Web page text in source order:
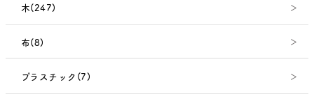
木(247)
布(8)
プラスチック(7)